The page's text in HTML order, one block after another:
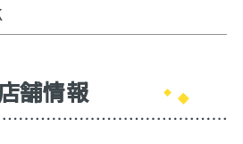
舗情報